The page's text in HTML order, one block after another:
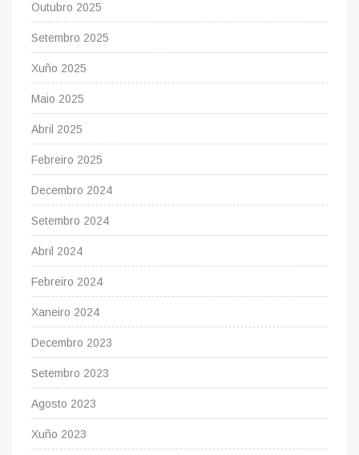
Outubro 2025
Setembro 2025
Xuño 2025
Maio 2025
Abril 2025
Febreiro 2025
Decembro 2024
Setembro 2024
Abril 2024
Febreiro 2024
Xaneiro 2024
Decembro 2023
Setembro 2023
Agosto 2023
Xuño 2023